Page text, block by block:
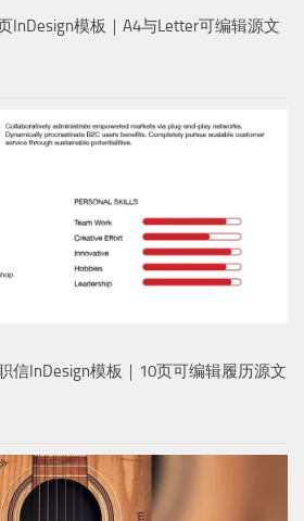
InDesign模板｜A4与Letter可编辑源文
信InDesign模板｜10页可编辑履历源文